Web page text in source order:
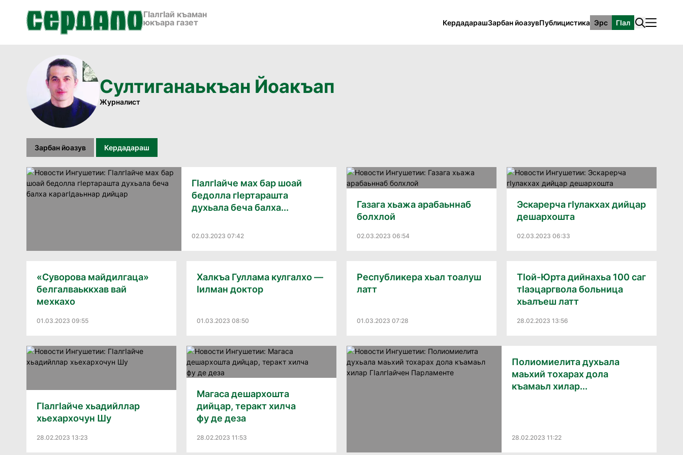
ГӀалгӀай къаман
юкъара газет
КердадарашЗарбан йоазувПублицистика Эрс ГӀал
Султиганаькъан Йоакъап
Журналист
Зарбан йоазув Кердадараш
ГIалгIайче мах бар шоай
бедолла гIертарашта
духьала беча балха...
02.03.2023 07:42
Газага хьажа арабаьннаб
болхлой
02.03.2023 06:54
Эскарерча гIулакхах дийцар
дешархошта
02.03.2023 06:33
«Суворова майдилгаца»
белгалваьккхав вай
мехкахо
01.03.2023 09:55
Халкъа Гуллама кулгалхо —
Iилман доктор
01.03.2023 08:50
Республикера хьал тоалуш
латт
01.03.2023 07:28
ТIой-Юрта дийнахьа 100 саг
тIаэцаргвола больница
хьалъеш латт
28.02.2023 13:56
ГIалгIайче хьадийллар
хьехархочун Шу
28.02.2023 13:23
Магаса дешархошта
дийцар, теракт хилча
фу де деза
28.02.2023 11:53
Полиомиелита духьала
маьхий тохарах дола
къамаьл хилар...
28.02.2023 11:22